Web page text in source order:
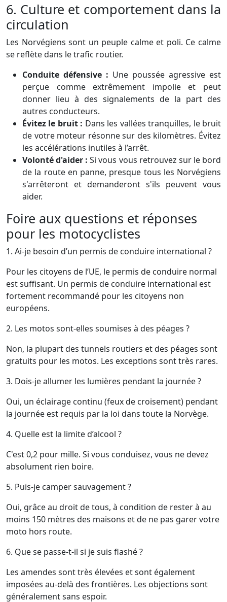
6. Culture et comportement dans la
circulation
Les Norvégiens sont un peuple calme et poli. Ce calme
se reflète dans le trafic routier.
Conduite défensive : Une poussée agressive est
perçue comme extrêmement impolie et peut
donner lieu à des signalements de la part des
autres conducteurs.
Évitez le bruit : Dans les vallées tranquilles, le bruit
de votre moteur résonne sur des kilomètres. Évitez
les accélérations inutiles à l’arrêt.
Volonté d'aider : Si vous vous retrouvez sur le bord
de la route en panne, presque tous les Norvégiens
s'arrêteront et demanderont s'ils peuvent vous
aider.
Foire aux questions et réponses
pour les motocyclistes
1. Ai-je besoin d’un permis de conduire international ?
Pour les citoyens de l’UE, le permis de conduire normal
est suffisant. Un permis de conduire international est
fortement recommandé pour les citoyens non
européens.
2. Les motos sont-elles soumises à des péages ?
Non, la plupart des tunnels routiers et des péages sont
gratuits pour les motos. Les exceptions sont très rares.
3. Dois-je allumer les lumières pendant la journée ?
Oui, un éclairage continu (feux de croisement) pendant
la journée est requis par la loi dans toute la Norvège.
4. Quelle est la limite d’alcool ?
C'est 0,2 pour mille. Si vous conduisez, vous ne devez
absolument rien boire.
5. Puis-je camper sauvagement ?
Oui, grâce au droit de tous, à condition de rester à au
moins 150 mètres des maisons et de ne pas garer votre
moto hors route.
6. Que se passe-t-il si je suis flashé ?
Les amendes sont très élevées et sont également
imposées au-delà des frontières. Les objections sont
généralement sans espoir.